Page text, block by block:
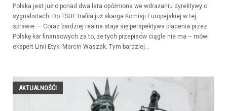
Polska jest już o ponad dwa lata opóźniona we wdrażaniu dyrektywy o
sygnalistach. Do TSUE trafiła już skarga Komisji Europejskiej w tej
sprawie. – Coraz bardziej realna staje się perspektywa płacenia przez
Polskę kar finansowych za to, że tych przepisów ciągle nie ma – mówi
ekspert Linii Etyki Marcin Waszak. Tym bardziej...
AKTUALNOŚĆI